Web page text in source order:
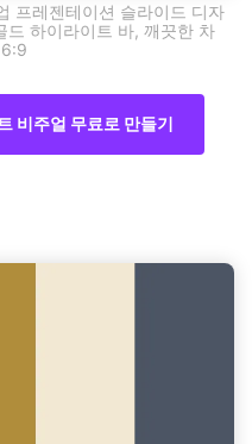
프레젠테이션 슬라이드 디자
드 하이라이트 바, 깨끗한 차
비주얼 무료로 만들기